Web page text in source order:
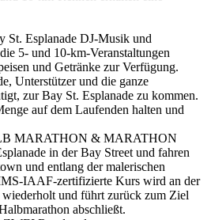
St. Esplanade DJ-Musik und
5- und 10-km-Veranstaltungen
und Getränke zur Verfügung.
Unterstützer und die ganze
zur Bay St. Esplanade zu kommen.
auf dem Laufenden halten und
MARATHON & MARATHON
in der Bay Street und fahren
und entlang der malerischen
IAAF-zertifizierte Kurs wird an der
wiederholt und führt zurück zum Ziel
abschließt.